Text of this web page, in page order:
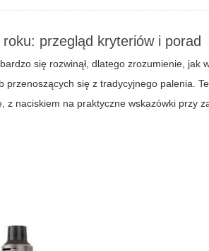
przegląd kryteriów i porad
się rozwinął, dlatego zrozumienie, jak
przenoszących się z tradycyjnego palenia.
naciskiem na praktyczne wskazówki przy